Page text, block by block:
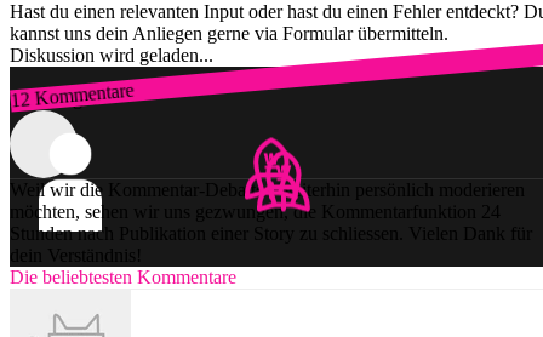
Hast du einen relevanten Input oder hast du einen Fehler entdeckt?
kannst uns dein Anliegen gerne via Formular übermitteln.
Diskussion wird geladen...
12 Kommentare
Zum Login
Weil wir die Kommentar-Debatten weiterhin persönlich moderieren
möchten, sehen wir uns gezwungen, die Kommentarfunktion 24
Stunden nach Publikation einer Story zu schliessen. Vielen Dank für
dein Verständnis!
Die beliebtesten Kommentare